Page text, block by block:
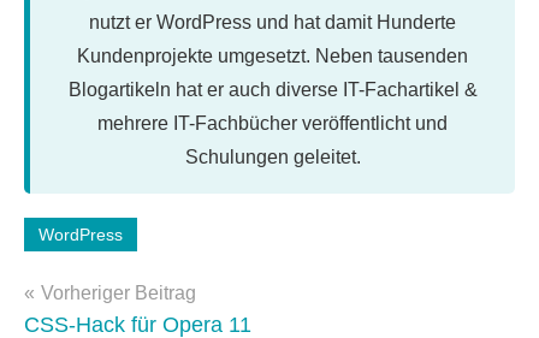
nutzt er WordPress und hat damit Hunderte
Kundenprojekte umgesetzt. Neben tausenden
Blogartikeln hat er auch diverse IT-Fachartikel &
mehrere IT-Fachbücher veröffentlicht und
Schulungen geleitet.
Schlagwörter:
optimierung,
Performance
WordPress
Beitragsnavigation
Vorheriger Beitrag
CSS-Hack für Opera 11